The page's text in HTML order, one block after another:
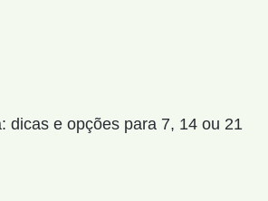
dicas e opções para 7, 14 ou 21